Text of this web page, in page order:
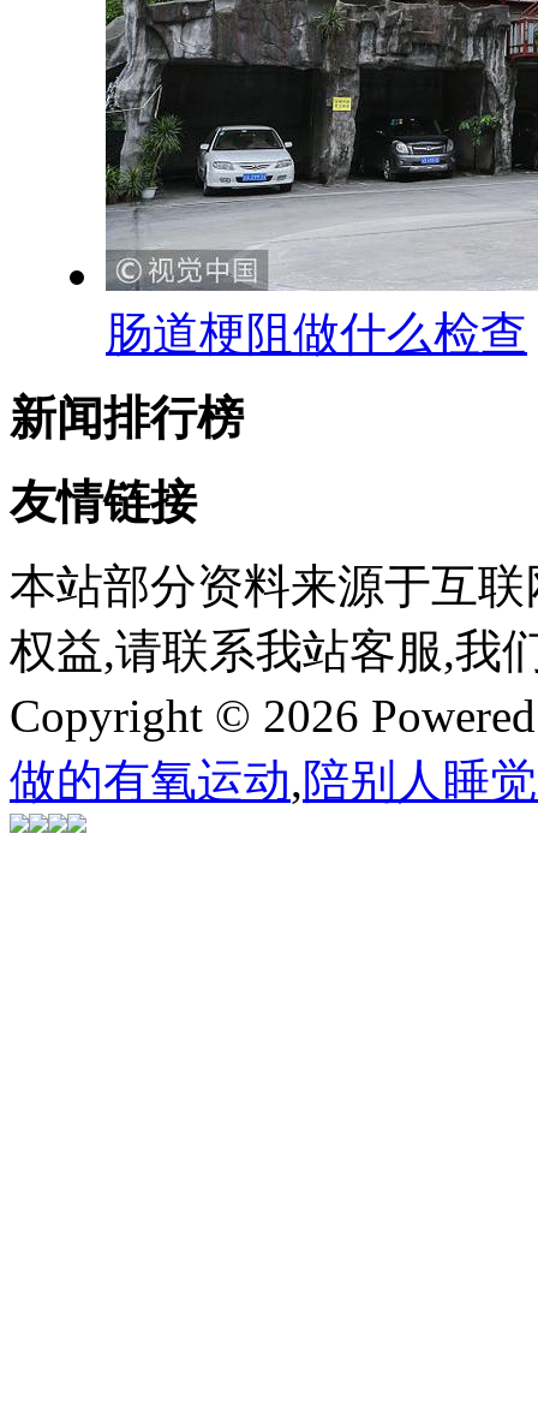
肠道梗阻做什么检查
新闻排行榜
友情链接
本站部分资料来源于互
权益,请联系我站客服,我
Copyright © 2026
做的有氧运动,陪别人睡